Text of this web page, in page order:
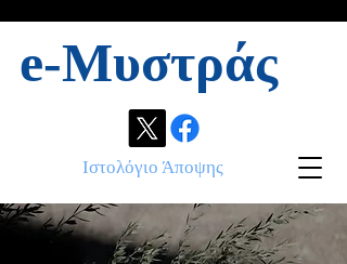
e-Μυστράς
Ιστολόγιο Άποψης